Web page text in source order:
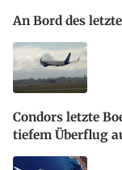
An Bord des
Condors letzte
tiefem Überflug